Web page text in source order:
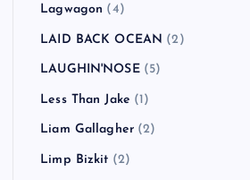
Lagwagon (4)
LAID BACK OCEAN (2)
LAUGHIN'NOSE(5)
Less Than Jake (1)
Liam Gallagher (2)
Limp Bizkit (2)